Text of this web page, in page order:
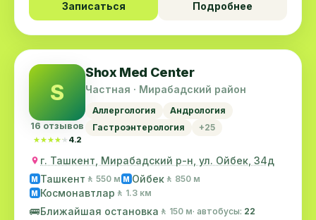
Записаться Подробнее
S
16 отзывов
★★★★★
★★★★★ 4.2
Shox Med Center
Частная · Мирабадский район
Аллергология
Андрология
Гастроэнтерология
+25
г. Ташкент, Мирабадский р-н, ул. Ойбек, 34д
M Ташкент 🚶 550 м M Ойбек 🚶 850 м
M Космонавтлар 🚶 1.3 км
🚌Ближайшая остановка 🚶 150 м· автобусы: 22